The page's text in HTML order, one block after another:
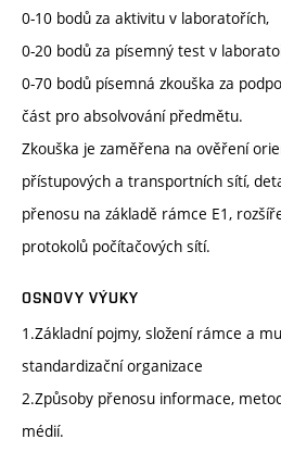
0-10 bodů za aktivitu v laboratořích,
0-20 bodů za písemný test v
0-70 bodů písemná zkouška za
část pro absolvování předmětu.
Zkouška je zaměřena na ověření
přístupových a transportních sítí,
přenosu na základě rámce E1,
protokolů počítačových sítí.
OSNOVY VÝUKY
1.Základní pojmy, složení rámce a
standardizační organizace
2.Způsoby přenosu informace,
médií.